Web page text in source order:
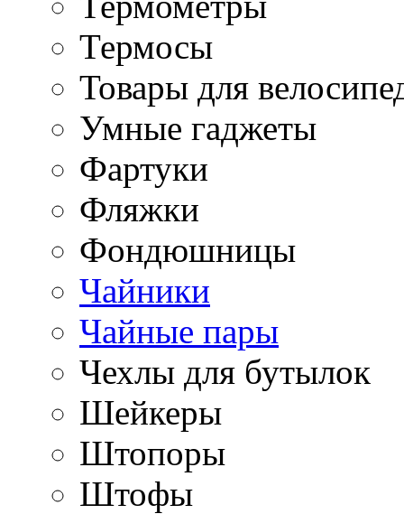
Термосы
Товары для
Умные гаджеты
Фартуки
Фляжки
Фондюшницы
Чайники
Чайные пары
Чехлы для бутылок
Шейкеры
Штопоры
Штофы